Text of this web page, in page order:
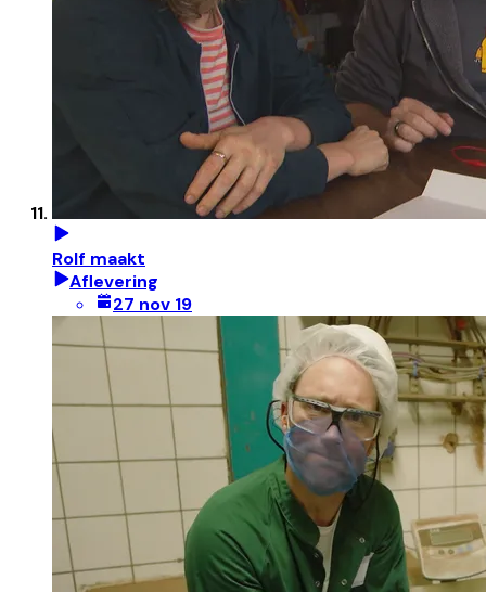
Rolf maakt
Aflevering
27 nov 19